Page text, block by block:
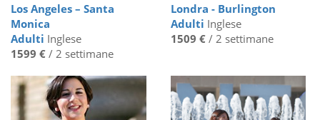
Los Angeles – Santa
Monica
Adulti Inglese
1599 € / 2 settimane
Londra - Burlington
Adulti Inglese
1509 €/ 2 settimane